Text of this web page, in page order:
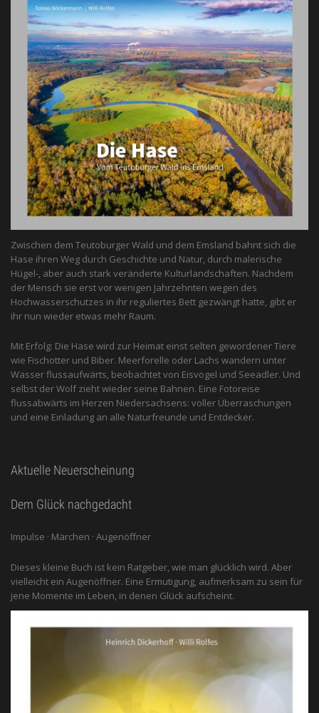
Zwischen dem Teutoburger Wald und dem Emsland bahnt sich die
Hase ihren Weg durch Geschichte und Natur, durch malerische
Hügel-, aber auch stark veränderte Kulturlandschaften. Nachdem
der Mensch sie erst vor wenigen Jahrzehnten wegen des
Hochwasserschutzes in ihr reguliertes Bett gezwängt hatte, gibt er
ihr nun wieder etwas mehr Raum.
Mit Erfolg: Die Hase wird zur Heimat einst selten gewordener Tiere
wie Fischotter und Biber. Meerforelle oder Lachs wandern unter
Wasser flussaufwärts, beobachtet von Eis­vogel und See­adler. Und
selbst der Wolf zieht wieder seine Bahnen. Eine Fotoreise
flussabwärts im Herzen Niedersachsens: voller Überraschungen
und eine Einladung an alle ­Naturfreunde und Entdecker.
Aktuelle Neuerscheinung
Dem Glück nachgedacht
Impulse · Märchen · Augenöffner
Dieses kleine Buch ist kein Ratgeber, wie man glücklich wird. Aber
vielleicht ein Augenöffner. Eine Ermutigung, aufmerksam zu sein für
jene Momente im Leben, in denen Glück aufscheint.